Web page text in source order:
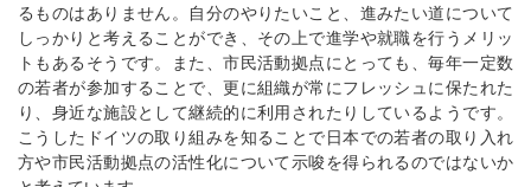
るものはありません。自分のやりたいこと、進みたい道について
しっかりと考えることができ、その上で進学や就職を行うメリッ
トもあるそうです。また、市民活動拠点にとっても、毎年一定数
の若者が参加することで、更に組織が常にフレッシュに保たれた
り、身近な施設として継続的に利用されたりしているようです。
こうしたドイツの取り組みを知ることで日本での若者の取り入れ
方や市民活動拠点の活性化について示唆を得られるのではないか